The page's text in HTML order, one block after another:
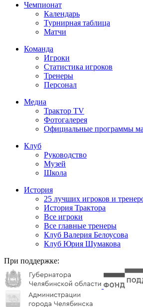
Чемпионат
Календарь
Турнирная таблица
Матчи
Команда
Игроки
Статистика игроков
Тренеры
Персонал
Медиа
Трактор TV
Фотогалерея
Официальные программы
Клуб
Руководство
Музей
Школа
История
25 лучших игроков и
История Трактора
Все игроки
Все главные тренеры
Клуб Валерия Белоусова
Клуб Юрия Шумакова
При поддержке: